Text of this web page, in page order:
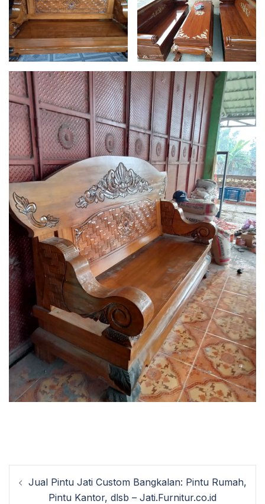
Post
navigation
Jual Pintu Jati Custom Bangkalan: Pintu Rumah,
Pintu Kantor, dlsb – Jati.Furnitur.co.id